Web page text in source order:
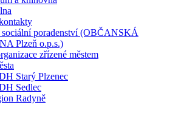
sociální poradenství (OBČANSKÁ
Plzeň o.p.s.)
zřízené městem
Starý Plzenec
Sedlec
Radyně